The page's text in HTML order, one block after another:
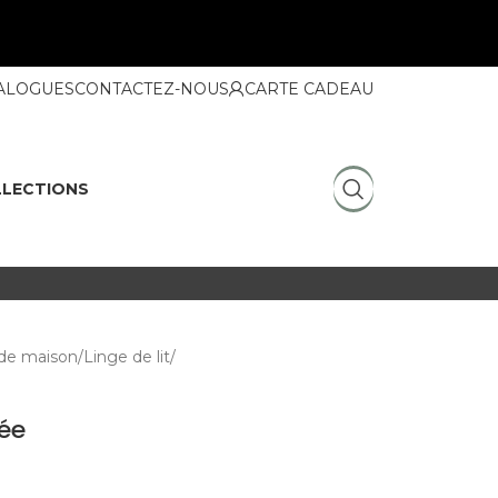
CONTACTEZ-NOUS CARTE CADEAU
maison Linge de lit